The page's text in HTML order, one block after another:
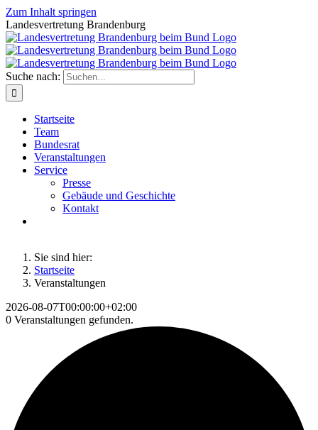
Zum Inhalt springen
Landesvertretung Brandenburg
Suche nach:
Startseite
Team
Bundesrat
Veranstaltungen
Service
Presse
Gebäude und Geschichte
Kontakt
Sie sind hier:
Startseite
Veranstaltungen
2026-08-07T00:00:00+02:00
0 Veranstaltungen gefunden.